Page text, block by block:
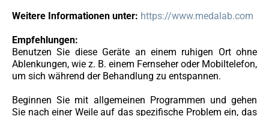
Weitere Informationen unter: https://www.medalab.com
Empfehlungen:
Benutzen Sie diese Geräte an einem ruhigen Ort ohne
Ablenkungen, wie z. B. einem Fernseher oder Mobiltelefon,
um sich während der Behandlung zu entspannen.
Beginnen Sie mit allgemeinen Programmen und gehen
Sie nach einer Weile auf das spezifische Problem ein, das